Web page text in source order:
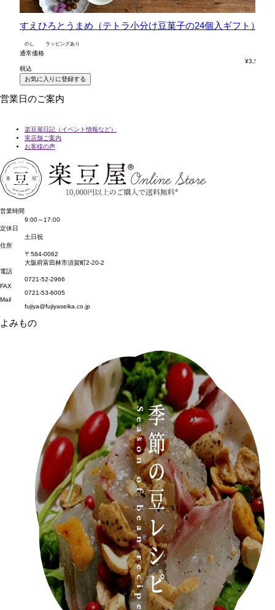
すえひろとうまめ（テトラ小分け豆菓子の24個入ギフト）
のし ラッピングあり
通常価格
¥3,564
税込
お気に入りに登録する
営業日のご案内
楽豆屋日記（イベント情報など）
実店舗ご案内
お客様の声
営業時間
9:00～17:00
定休日
土日祝
住所
〒584-0062
大阪府富田林市須賀町2-20-2
電話
0721-52-2966
FAX
0721-53-6005
Mail
fujiya@fujiyaseika.co.jp
よみもの